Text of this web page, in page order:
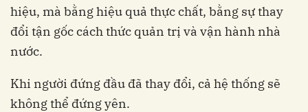
hiệu, mà bằng hiệu quả thực chất, bằng sự thay
đổi tận gốc cách thức quản trị và vận hành nhà
nước.
Khi người đứng đầu đã thay đổi, cả hệ thống sẽ
không thể đứng yên.